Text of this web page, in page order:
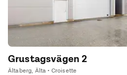
Grustagsvägen 2
Ältaberg, Älta • Croisette